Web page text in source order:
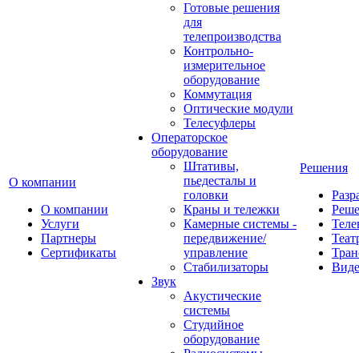
О компании
О компании
Услуги
Партнеры
Сертификаты
Готовые решения
для
телепроизводства
Контрольно-
измерительное
оборудование
Коммутация
Оптические модули
Телесуфлеры
Операторское
оборудование
Штативы,
пьедесталы и
головки
Краны и тележки
Камерные системы -
передвижение/
управление
Стабилизаторы
Звук
Акустические
системы
Студийное
оборудование
Решения